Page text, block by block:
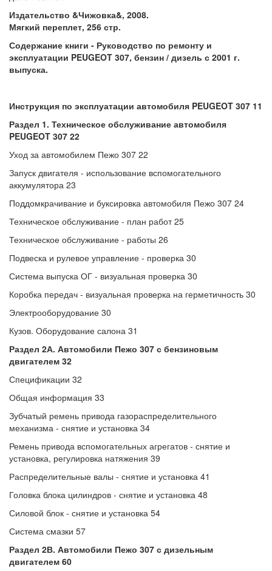
Издательство &Чижовка&, 2008.
Мягкий переплет, 256 стр.
Содержание книги - Руководство по ремонту и
эксплуатации PEUGEOT 307, бензин / дизель с 2001 г.
выпуска.
Инструкция по эксплуатации автомобиля PEUGEOT 307 11
Раздел 1. Техническое обслуживание автомобиля
PEUGEOT 307 22
Уход за автомобилем Пежо 307 22
Запуск двигателя - использование вспомогательного
аккумулятора 23
Поддомкрачивание и буксировка автомобиля Пежо 307 24
Техническое обслуживание - план работ 25
Техническое обслуживание - работы 26
Подвеска и рулевое управление - проверка 30
Система выпуска ОГ - визуальная проверка 30
Коробка передач - визуальная проверка на герметичность 30
Электрооборудование 30
Кузов. Оборудование салона 31
Раздел 2А. Автомобили Пежо 307 с бензиновым
двигателем 32
Спецификации 32
Общая информация 33
Зубчатый ремень привода газораспределительного
механизма - снятие и установка 34
Ремень привода вспомогательных агрегатов - снятие и
установка, регулировка натяжения 39
Распределительные валы - снятие и установка 41
Головка блока цилиндров - снятие и установка 48
Силовой блок - снятие и установка 54
Система смазки 57
Раздел 2В. Автомобили Пежо 307 с дизельным
двигателем 60